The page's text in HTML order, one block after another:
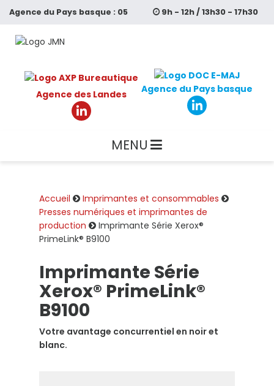
Aller
contenu
principal
Agence du Pays basque : 05
64 11 59 99
9h - 12h / 13h30 - 17h30
Agence des Landes Agence du Pays basque
MENU
Accueil
Imprimantes et consommables
Presses numériques et imprimantes de
production
Imprimante Série Xerox®
PrimeLink® B9100
Imprimante Série
Xerox® PrimeLink®
B9100
Votre avantage concurrentiel en noir et
blanc.